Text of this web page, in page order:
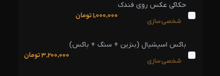
1,000,000تومان
حکاکی عکس روی فندک
شخصی‌سازی
3,200,000تومان
باکس اسپشیال (بنزین + سنگ + باکس)
شخصی‌سازی